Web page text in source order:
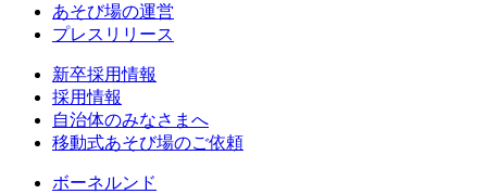
あそび場の運営
プレスリリース
新卒採用情報
採用情報
自治体のみなさまへ
移動式あそび場のご依頼
ボーネルンド